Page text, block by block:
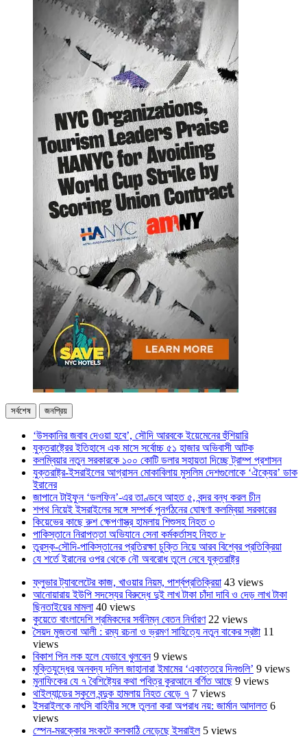
সর্বশেষ জনপ্রিয়
‘উসকানির জবাব দেওয়া হবে’, সৌদি আরবকে ইয়েমেনের হুঁশিয়ারি
যুক্তরাষ্ট্রের ইতিহাসে এক মাসে সর্বোচ্চ ৫১ হাজার অভিবাসী আটক
কলম্বিয়ার নতুন সরকারকে ১০০ কোটি ডলার সহায়তা দিচ্ছে ট্রাম্প প্রশাসন
যুক্তরাষ্ট্র-ইসরাইলের আগ্রাসন মোকাবিলায় মুসলিম দেশগুলোকে ‘ঐক্যের’ ডাক
ইরানের
জাপানে টাইফুন ‘ডলফিন’-এর তাণ্ডবে আহত ৫, বন্দর বন্ধ করল চীন
শপথ নিয়েই ইসরাইলের সঙ্গে সম্পর্ক পুনর্গঠনের ঘোষণা কলম্বিয়া সরকারের
কিয়েভের কাছে রুশ ক্ষেপণাস্ত্র হামলায় শিশুসহ নিহত ৩
পাকিস্তানে নিরাপত্তা অভিযানে সেনা কর্মকর্তাসহ নিহত ৮
তুরস্ক-সৌদি-পাকিস্তানের প্রতিরক্ষা চুক্তি নিয়ে আরব বিশ্বের প্রতিক্রিয়া
যে শর্তে ইরানের ওপর থেকে নৌ অবরোধ তুলে নেবে যুক্তরাষ্ট্র
ফ্লুভার ট্যাবলেটের কাজ, খাওয়ার নিয়ম, পার্শ্বপ্রতিক্রিয়া 43 views
আনোয়ারায় ইউপি সদস্যের বিরুদ্ধে দুই লাখ টাকা চাঁদা দাবি ও দেড় লাখ টাকা
ছিনতাইয়ের মামলা 40 views
কুয়েতে বাংলাদেশি শ্রমিকদের সর্বনিম্ন বেতন নির্ধারণ 22 views
সৈয়দ মুজতবা আলী : রম্য রচনা ও ভ্রমণ সাহিত্যে নতুন বাকের স্রষ্টা 11
views
বিকাশ পিন লক হলে যেভাবে খুলবেন 9 views
মুক্তিযুদ্ধের অনবদ্য দলিল জাহানারা ইমামের ‘একাত্তরে দিনগুলি’ 9 views
মুনাফিকের যে ৭ বৈশিষ্ট্যের কথা পবিত্র কুরআনে বর্ণিত আছে 9 views
থাইল্যান্ডের স্কুলে বন্দুক হামলায় নিহত বেড়ে ৭ 7 views
ইসরাইলকে নাৎসি বাহিনীর সঙ্গে তুলনা করা অপরাধ নয়: জার্মান আদালত 6
views
স্পেন-মরক্কোর সংকটে কলকাঠি নেড়েছে ইসরাইল 5 views